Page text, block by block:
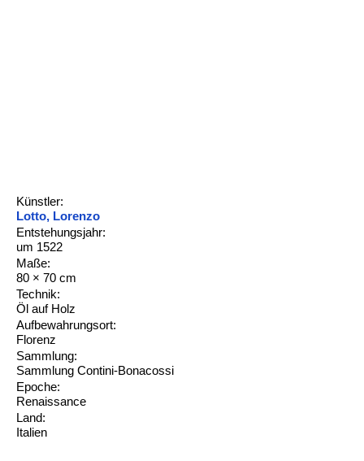
Künstler:
Lotto, Lorenzo
Entstehungsjahr:
um 1522
Maße:
80 × 70 cm
Technik:
Öl auf Holz
Aufbewahrungsort:
Florenz
Sammlung:
Sammlung Contini-Bonacossi
Epoche:
Renaissance
Land:
Italien